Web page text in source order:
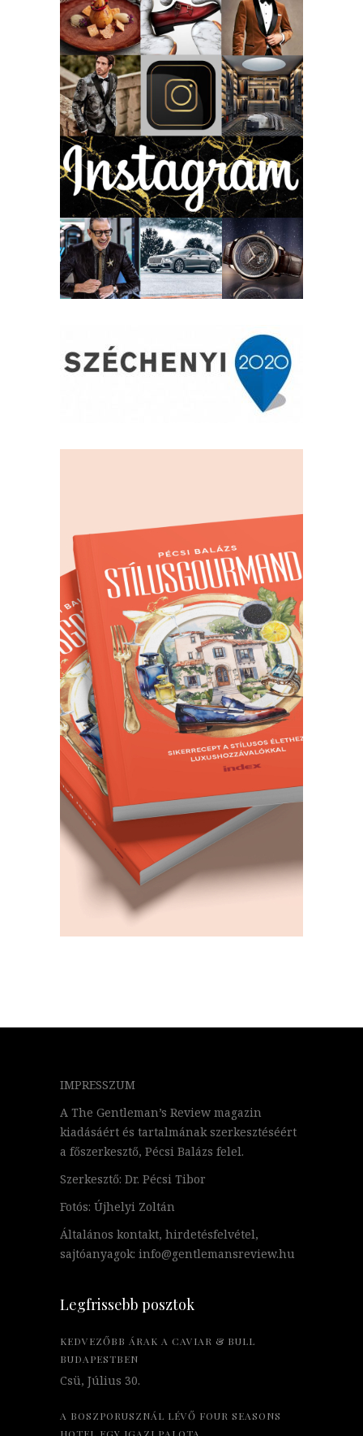
IMPRESSZUM
A The Gentleman’s Review magazin
kiadásáért és tartalmának szerkesztéséért
a főszerkesztő, Pécsi Balázs felel.
Szerkesztő: Dr. Pécsi Tibor
Fotós: Újhelyi Zoltán
Általános kontakt, hirdetésfelvétel,
sajtóanyagok: info@gentlemansreview.hu
Legfrissebb posztok
KEDVEZŐBB ÁRAK A CAVIAR & BULL
BUDAPESTBEN
Csü, Július 30.
A BOSZPORUSZNÁL LÉVŐ FOUR SEASONS
HOTEL EGY IGAZI PALOTA